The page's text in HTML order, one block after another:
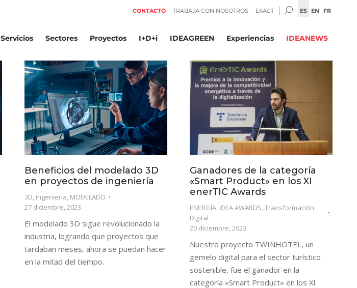
CONTACTO TRABAJA CON NOSOTROS EXACT BUSCAR:
ES EN FR
Servicios Sectores Proyectos I+D+i IDEAGREEN Experiencias IDEANEWS
Beneficios del modelado 3D
en proyectos de ingeniería
3D, ingenieria, MODELADO
27 diciembre, 2023
El modelado 3D sigue revolucionado la
industria, logrando que proyectos que
tardaban meses, ahora se puedan hacer
en la mitad del tiempo.
Ganadores de la categoría
«Smart Product» en los XI
enerTIC Awards
ENERGÍA, IDEA AWARDS,Transformación
Digital
20 diciembre, 2023
Nuestro proyecto TWINHOTEL, un
gemelo digital para el sector turístico
sostenible, fue el ganador en la
categoría »Smart Product» en los Xl